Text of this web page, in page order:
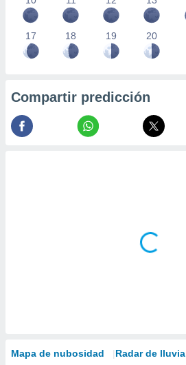
17 18 19 20
Compartir predicción
Mapa de nubosidad Radar de lluvia